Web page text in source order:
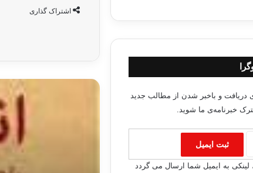
اشتراک گذاری
دریافت و باخبر شدن از مطالب جدید
خبرنامه‌ی ما شوید.
لینکی به ایمیل شما ارسال می گردد